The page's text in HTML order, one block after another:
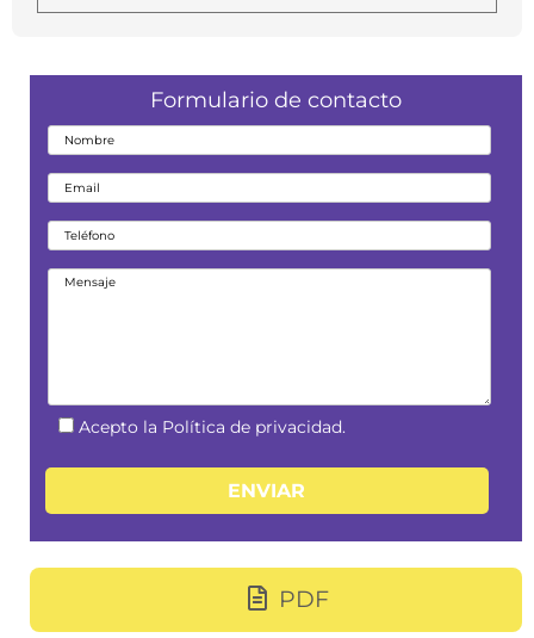
Formulario de contacto
Acepto la Política de privacidad.
PDF